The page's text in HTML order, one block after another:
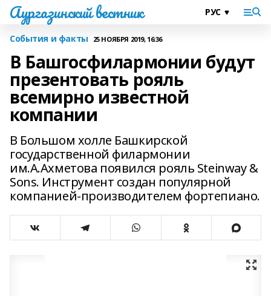
Аургазинский вестник
События и факты 25 НОЯБРЯ 2019, 16:36
В Башгосфилармонии будут
презентовать рояль
всемирно известной
компании
В Большом холле Башкирской
государственной филармонии
им.А.Ахметова появился рояль Steinway &
Sons. Инструмент создан популярной
компанией-производителем фортепиано.